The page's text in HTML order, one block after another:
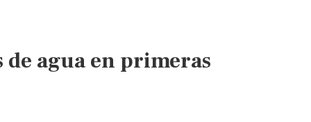
de agua en primeras